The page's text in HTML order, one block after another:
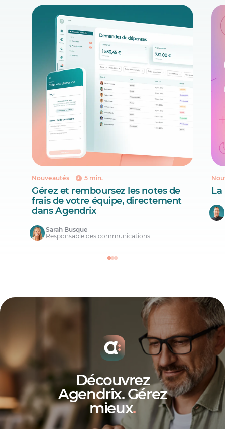
Nouveautés 5 min.
Gérez et remboursez les notes de
frais de votre équipe, directement
dans Agendrix
Sarah Busque
Responsable des communications
La
Découvrez
Agendrix. Gérez
mieux.